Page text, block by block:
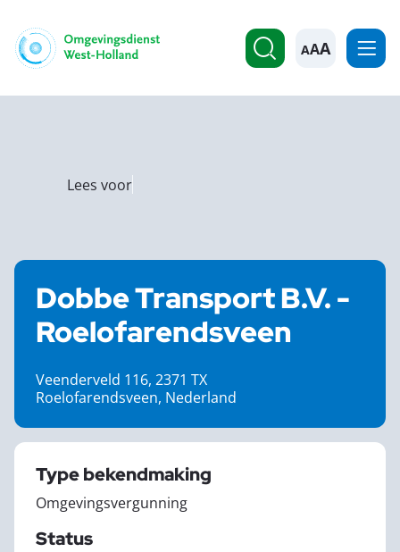
A
Lees voor
Dobbe Transport B.V. -
Roelofarendsveen
Veenderveld 116, 2371 TX
Roelofarendsveen, Nederland
Type bekendmaking
Omgevingsvergunning
Status